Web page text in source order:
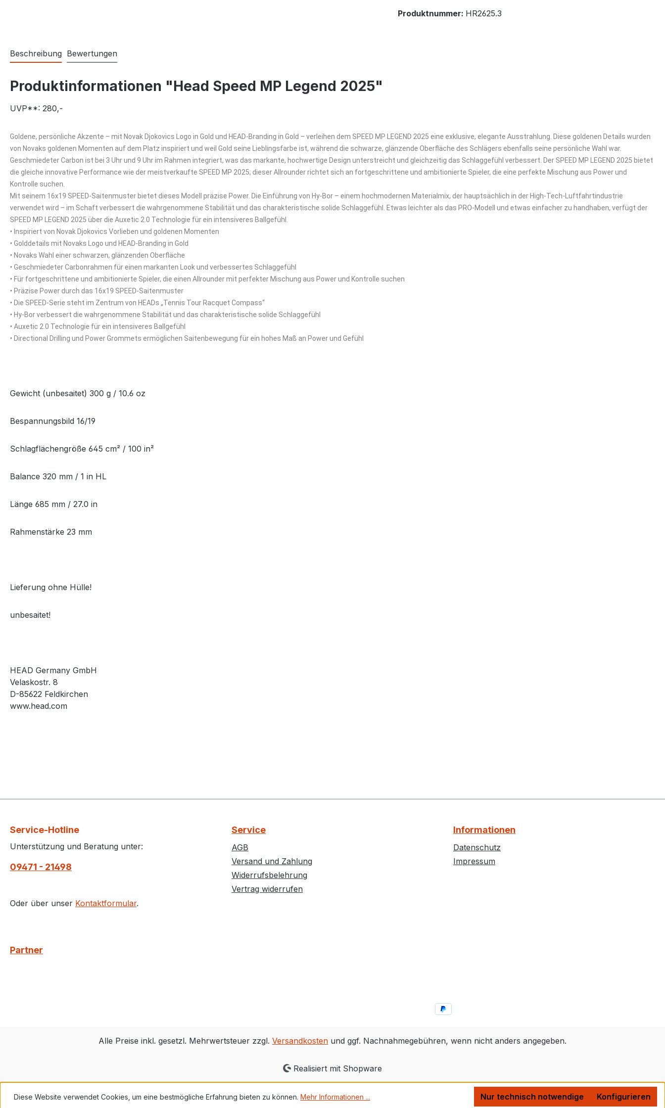
Produktnummer: HR2625.3
Beschreibung Bewertungen
Produktinformationen "Head Speed MP Legend 2025"
UVP**: 280,-
Goldene, persönliche Akzente – mit Novak Djokovics Logo in Gold und HEAD-Branding in Gold – verleihen dem SPEED MP LEGEND 2025 eine exklusive, elegante Ausstrahlung. Diese goldenen Details wurden
von Novaks goldenen Momenten auf dem Platz inspiriert und weil Gold seine Lieblingsfarbe ist, während die schwarze, glänzende Oberfläche des Schlägers ebenfalls seine persönliche Wahl war.
Geschmiedeter Carbon ist bei 3 Uhr und 9 Uhr im Rahmen integriert, was das markante, hochwertige Design unterstreicht und gleichzeitig das Schlaggefühl verbessert. Der SPEED MP LEGEND 2025 bietet
die gleiche innovative Performance wie der meistverkaufte SPEED MP 2025; dieser Allrounder richtet sich an fortgeschrittene und ambitionierte Spieler, die eine perfekte Mischung aus Power und
Kontrolle suchen.
Mit seinem 16x19 SPEED-Saitenmuster bietet dieses Modell präzise Power. Die Einführung von Hy-Bor – einem hochmodernen Materialmix, der hauptsächlich in der High-Tech-Luftfahrtindustrie
verwendet wird – im Schaft verbessert die wahrgenommene Stabilität und das charakteristische solide Schlaggefühl. Etwas leichter als das PRO-Modell und etwas einfacher zu handhaben, verfügt der
SPEED MP LEGEND 2025 über die Auxetic 2.0 Technologie für ein intensiveres Ballgefühl.
• Inspiriert von Novak Djokovics Vorlieben und goldenen Momenten
• Golddetails mit Novaks Logo und HEAD-Branding in Gold
• Novaks Wahl einer schwarzen, glänzenden Oberfläche
• Geschmiedeter Carbonrahmen für einen markanten Look und verbessertes Schlaggefühl
• Für fortgeschrittene und ambitionierte Spieler, die einen Allrounder mit perfekter Mischung aus Power und Kontrolle suchen
• Präzise Power durch das 16x19 SPEED-Saitenmuster
• Die SPEED-Serie steht im Zentrum von HEADs „Tennis Tour Racquet Compass“
• Hy-Bor verbessert die wahrgenommene Stabilität und das charakteristische solide Schlaggefühl
• Auxetic 2.0 Technologie für ein intensiveres Ballgefühl
• Directional Drilling und Power Grommets ermöglichen Saitenbewegung für ein hohes Maß an Power und Gefühl
Gewicht (unbesaitet) 300 g / 10.6 oz
Bespannungsbild 16/19
Schlagflächengröße 645 cm² / 100 in²
Balance 320 mm / 1 in HL
Länge 685 mm / 27.0 in
Rahmenstärke 23 mm
Lieferung ohne Hülle!
unbesaitet!
HEAD Germany GmbH
Velaskostr. 8
D-85622 Feldkirchen
www.head.com
Service-Hotline
Unterstützung und Beratung unter:
09471 - 21498
Oder über unser Kontaktformular.
Service
AGB
Versand und Zahlung
Widerrufsbelehrung
Vertrag widerrufen
Informationen
Datenschutz
Impressum
Partner
Alle Preise inkl. gesetzl. Mehrwertsteuer zzgl. Versandkosten und ggf. Nachnahmegebühren, wenn nicht anders angegeben.
Realisiert mit Shopware
Diese Website verwendet Cookies, um eine bestmögliche Erfahrung bieten zu können. Mehr Informationen ... Nur technisch notwendige Konfigurieren